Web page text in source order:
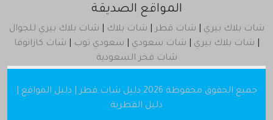
المواقع الصديقة
شات بلاك بيري شات قطر| شات بلاك
شات بلاك بيري للجوال
شات بلاك بيري شات سعودي سعودي توب
شات كازانوفا
شات فخر السعودية
جميع الحقوق محفوظة 2026
دليل شات قطر | دليل المواقع |
دليل القطرية